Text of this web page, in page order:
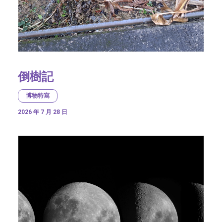
倒樹記
博物特寫
2026 年 7 月 28 日